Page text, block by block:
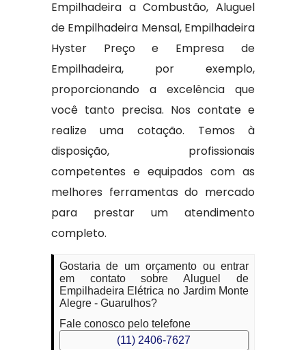
Empilhadeira a Combustão, Aluguel
de Empilhadeira Mensal, Empilhadeira
Hyster Preço e Empresa de
Empilhadeira, por exemplo,
proporcionando a excelência que
você tanto precisa. Nos contate e
realize uma cotação. Temos à
disposição, profissionais
competentes e equipados com as
melhores ferramentas do mercado
para prestar um atendimento
completo.
Gostaria de um orçamento ou entrar
em contato sobre Aluguel de
Empilhadeira Elétrica no Jardim Monte
Alegre - Guarulhos?
Fale conosco pelo telefone
(11) 2406-7627